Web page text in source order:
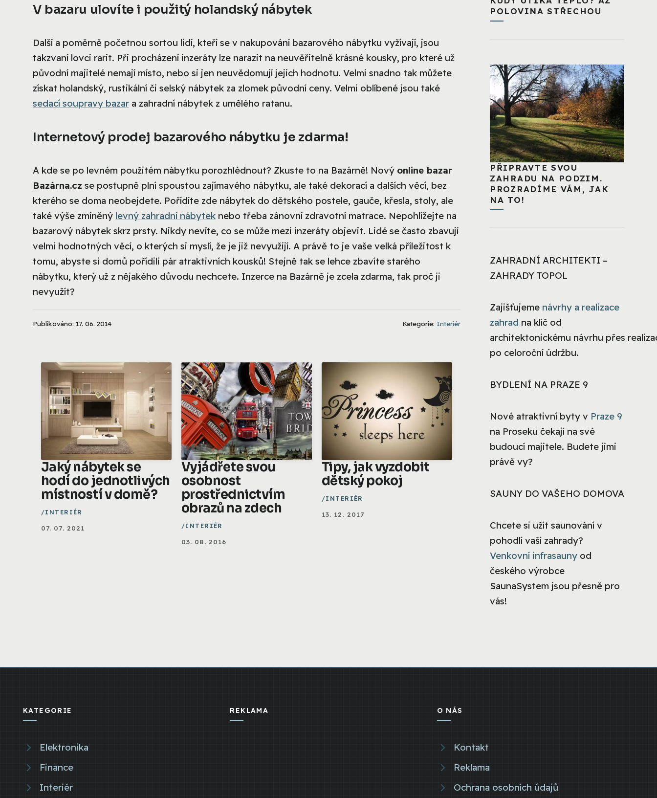
V bazaru ulovíte i použitý holandský nábytek
Další a poměrně početnou sortou lidí, kteří se v nakupování bazarového nábytku vyžívají, jsou
takzvaní lovci rarit. Při procházení inzeráty lze narazit na neuvěřitelně krásné kousky, pro které už
původní majitelé nemají místo, nebo si jen neuvědomují jejich hodnotu. Velmi snadno tak můžete
získat holandský, rustikální či selský nábytek za zlomek původní ceny. Velmi oblíbené jsou také
sedací soupravy bazar a zahradní nábytek z umělého ratanu.
Internetový prodej bazarového nábytku je zdarma!
A kde se po levném použitém nábytku porozhlédnout? Zkuste to na Bazárně! Nový online bazar
Bazárna.cz se postupně plní spoustou zajímavého nábytku, ale také dekorací a dalších věcí, bez
kterého se doma neobejdete. Pořídíte zde nábytek do dětského postele, gauče, křesla, stoly, ale
také výše zmíněný levný zahradní nábytek nebo třeba zánovní zdravotní matrace. Nepohlížejte na
bazarový nábytek skrz prsty. Nikdy nevíte, co se může mezi inzeráty objevit. Lidé se často zbavují
velmi hodnotných věcí, o kterých si myslí, že je již nevyužijí. A právě to je vaše velká příležitost k
tomu, abyste si domů pořídili pár atraktivních kousků! Stejně tak se lehce zbavíte starého
nábytku, který už z nějakého důvodu nechcete. Inzerce na Bazárně je zcela zdarma, tak proč ji
nevyužít?
Publikováno: 17. 06. 2014 Kategorie: Interiér
Jaký nábytek se
hodí do jednotlivých
místností v domě?
INTERIÉR
07. 07. 2021
Vyjádřete svou
osobnost
prostřednictvím
obrazů na zdech
INTERIÉR
03. 08. 2016
Tipy, jak vyzdobit
dětský pokoj
INTERIÉR
13. 12. 2017
POLOVINA STŘECHOU
PŘIPRAVTE SVOU
ZAHRADU NA PODZIM.
PROZRADÍME VÁM, JAK
NA TO!
ZAHRADNÍ ARCHITEKTI –
ZAHRADY TOPOL
Zajišťujeme návrhy a realizace
zahrad na klíč od
architektonickému návrhu přes
po celoroční údržbu.
BYDLENÍ NA PRAZE 9
Nové atraktivní byty v Praze 9
na Proseku čekají na své
budoucí majitele. Budete jimi
právě vy?
SAUNY DO VAŠEHO DOMOVA
Chcete si užít saunování v
pohodlí vaší zahrady?
Venkovní infrasauny od
českého výrobce
SaunaSystem jsou přesně pro
vás!
KATEGORIE
Elektronika
Finance
Interiér
REKLAMA O NÁS
Kontakt
Reklama
Ochrana osobních údajů